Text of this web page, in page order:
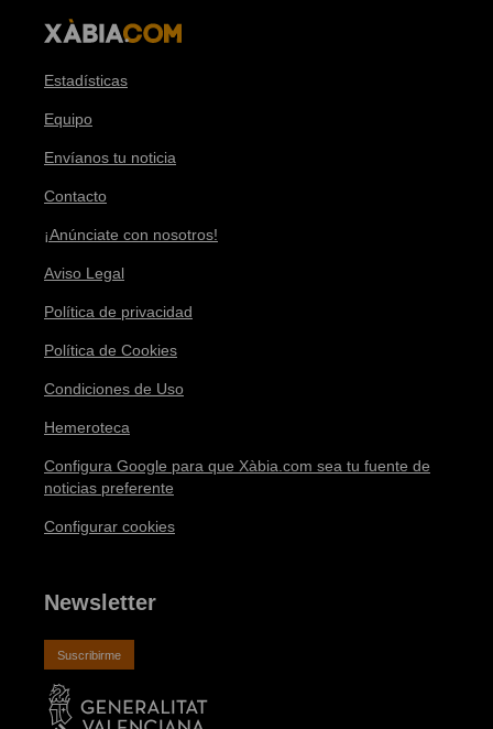
Estadísticas
Equipo
Envíanos tu noticia
Contacto
¡Anúnciate con nosotros!
Aviso Legal
Política de privacidad
Política de Cookies
Condiciones de Uso
Hemeroteca
Configura Google para que Xàbia.com sea tu fuente de
noticias preferente
Configurar cookies
Newsletter
Suscribirme